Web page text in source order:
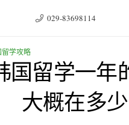
029-83698114
留学攻略
国留学一年
大概在多少